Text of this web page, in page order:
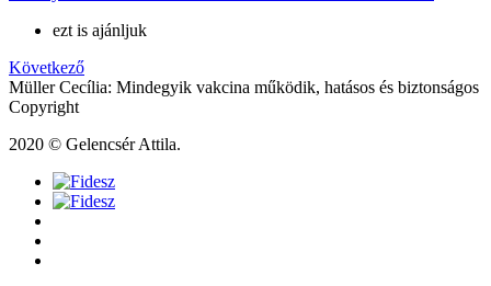
ezt is ajánljuk
Következő
Müller Cecília: Mindegyik vakcina működik, hatásos és biztonságos
Copyright
2020 © Gelencsér Attila.